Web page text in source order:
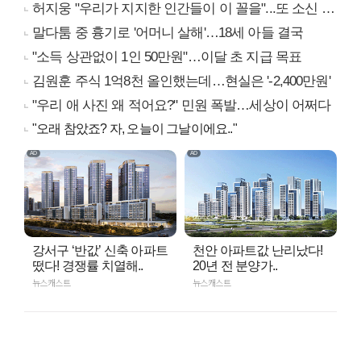
허지웅 "우리가 지지한 인간들이 이 꼴을"...또 소신 발언
말다툼 중 흉기로 '어머니 살해'…18세 아들 결국
"소득 상관없이 1인 50만원"…이달 초 지급 목표
김원훈 주식 1억8천 올인했는데…현실은 '-2,400만원'
"우리 애 사진 왜 적어요?" 민원 폭발…세상이 어쩌다
"오래 참았죠? 자, 오늘이 그날이에요.."
강서구 ‘반값’ 신축 아파트
떴다! 경쟁률 치열해..
뉴스캐스트
천안 아파트값 난리났다!
20년 전 분양가..
뉴스캐스트